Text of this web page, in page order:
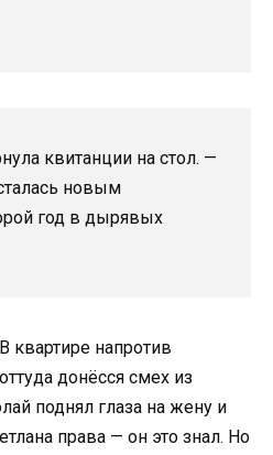
квитанции на стол. —
новым
год в дырявых
квартире напротив
донёсся смех из
поднял глаза на жену и
права — он это знал. Но